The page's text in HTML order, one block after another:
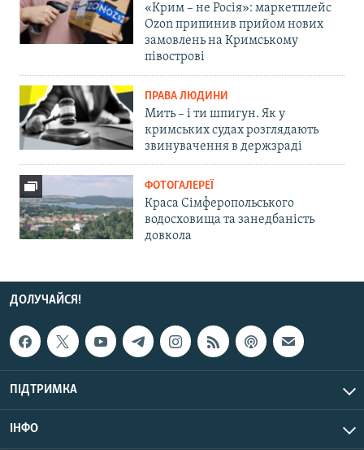
«Крим – не Росія»: маркетплейс
Ozon припинив прийом нових
замовлень на Кримському
півострові
ПРАВА ЛЮДИНИ
Мить – і ти шпигун. Як у
кримських судах розглядають
звинувачення в держзраді
ФОТОГАЛЕРЕЇ
Краса Сімферопольського
водосховища та занедбаність
довкола
ДОЛУЧАЙСЯ!
ПІДТРИМКА
ІНФО